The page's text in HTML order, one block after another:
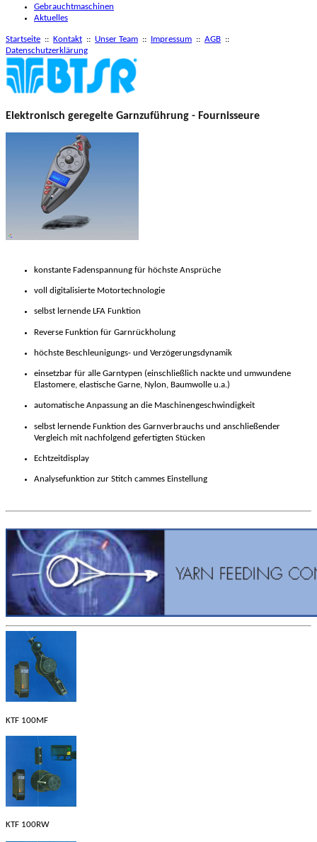
Gebrauchtmaschinen
Aktuelles
Startseite :: Kontakt :: Unser Team :: Impressum :: AGB ::
Datenschutzerklärung
Elektronisch geregelte Garnzuführung - Fournisseure
konstante Fadenspannung für höchste Ansprüche
voll digitalisierte Motortechnologie
selbst lernende LFA Funktion
Reverse Funktion für Garnrückholung
höchste Beschleunigungs- und Verzögerungsdynamik
einsetzbar für alle Garntypen (einschließlich nackte und umwundene
Elastomere, elastische Garne, Nylon, Baumwolle u.a.)
automatische Anpassung an die Maschinengeschwindigkeit
selbst lernende Funktion des Garnverbrauchs und anschließender
Vergleich mit nachfolgend gefertigten Stücken
Echtzeitdisplay
Analysefunktion zur Stitch cammes Einstellung
KTF 100MF
KTF 100RW